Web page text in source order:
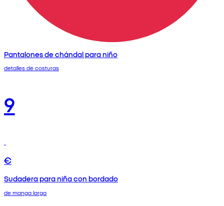
Pantalones de chándal para niño
detalles de costuras
9
€
Sudadera para niña con bordado
de manga larga